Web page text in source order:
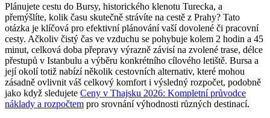
Plánujete cestu do Bursy, historického klenotu Turecka, a
přemýšlíte, kolik času skutečně strávíte na cestě z Prahy? Tato
otázka je klíčová pro efektivní plánování vaší dovolené či pracovní
cesty. Ačkoliv čistý čas ve vzduchu se pohybuje kolem 2 hodin a 45
minut, celková doba přepravy výrazně závisí na zvolené trase, délce
přestupů v Istanbulu a výběru konkrétního cílového letiště. Bursa a
její okolí totiž nabízí několik cestovních alternativ, které mohou
zásadně ovlivnit váš celkový komfort i výsledný rozpočet, podobně
jako když sledujete Ceny v Thajsku 2026: Kompletní průvodce
náklady a rozpočtem pro srovnání výhodnosti různých destinací.